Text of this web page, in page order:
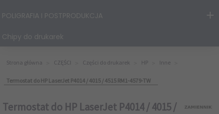
POLIGRAFIA I POSTPRODUKCJA
Chipy do drukarek
Strona główna CZĘŚCI Części do drukarek HP Inne
Termostat do HP LaserJet P4014 / 4015 / 4515 RM1-4579-TW
Termostat do HP LaserJet P4014 / 4015 /